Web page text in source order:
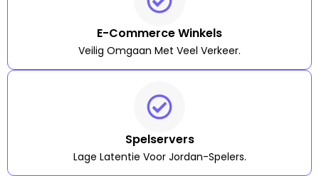
E-Commerce Winkels
Veilig Omgaan Met Veel Verkeer.
Spelservers
Lage Latentie Voor Jordan-Spelers.